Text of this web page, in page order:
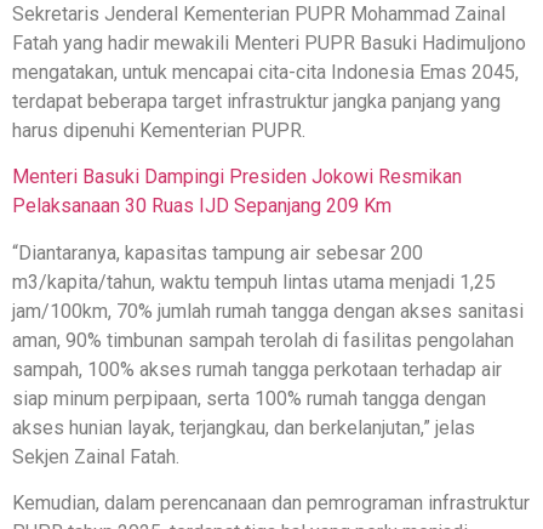
Sekretaris Jenderal Kementerian PUPR Mohammad Zainal
Fatah yang hadir mewakili Menteri PUPR Basuki Hadimuljono
mengatakan, untuk mencapai cita-cita Indonesia Emas 2045,
terdapat beberapa target infrastruktur jangka panjang yang
harus dipenuhi Kementerian PUPR.
Menteri Basuki Dampingi Presiden Jokowi Resmikan
Pelaksanaan 30 Ruas IJD Sepanjang 209 Km
“Diantaranya, kapasitas tampung air sebesar 200
m3/kapita/tahun, waktu tempuh lintas utama menjadi 1,25
jam/100km, 70% jumlah rumah tangga dengan akses sanitasi
aman, 90% timbunan sampah terolah di fasilitas pengolahan
sampah, 100% akses rumah tangga perkotaan terhadap air
siap minum perpipaan, serta 100% rumah tangga dengan
akses hunian layak, terjangkau, dan berkelanjutan,” jelas
Sekjen Zainal Fatah.
Kemudian, dalam perencanaan dan pemrograman infrastruktur